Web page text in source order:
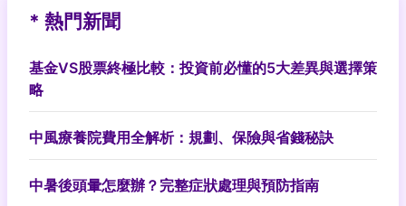
* 熱門新聞
基金VS股票終極比較：投資前必懂的5大差異與選擇策
略
中風療養院費用全解析：規劃、保險與省錢秘訣
中暑後頭暈怎麼辦？完整症狀處理與預防指南